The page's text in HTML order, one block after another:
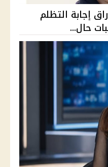
أوراق إجابة التظلم
حال...